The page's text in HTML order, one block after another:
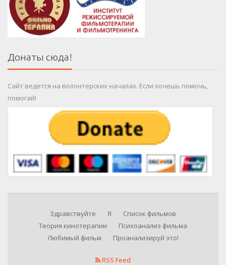
Донаты сюда!
Сайт ведется на волонтерских началах. Если хочешь помочь,
помогай!
Здравствуйте Я
Список фильмов
Теория кинотерапии
Психоанализ фильма
Любимый фильм
Проанализируй это!
RSS Feed